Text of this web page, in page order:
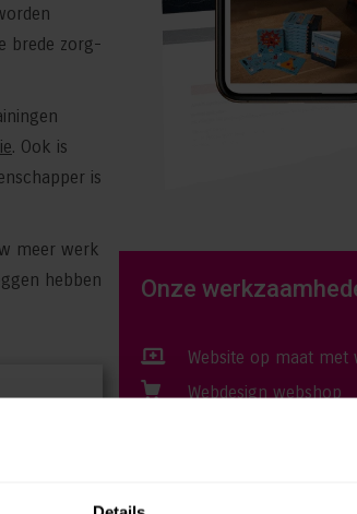
brede zorg-
. Ook is
is
meer werk
hebben
Onze
Website op maat met
Webdesign webshop